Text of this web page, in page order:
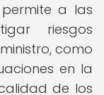
a las
riesgos
como
en la
de los